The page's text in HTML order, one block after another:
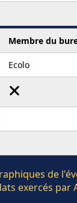
Membre du
Ecolo
de
exercés par